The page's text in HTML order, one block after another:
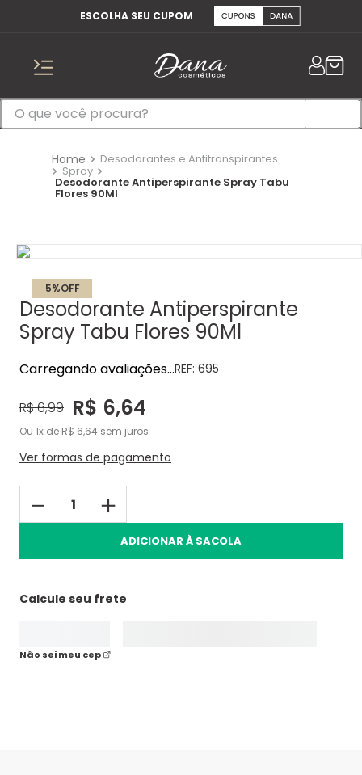
ESCOLHA SEU CUPOM
Desodorantes e Antitranspirantes
Spray
Desodorante Antiperspirante Spray Tabu
Flores 90Ml
5%OFF
Desodorante Antiperspirante
Spray Tabu Flores 90Ml
Carregando avaliações...REF: 695
R$6,99 R$ 6,64
Ou 1 de R$ 6,64 sem juros
Ver formas de pagamento
＋
－
ADICIONAR À SACOLA
Calcule seu frete
Não sei meu cep